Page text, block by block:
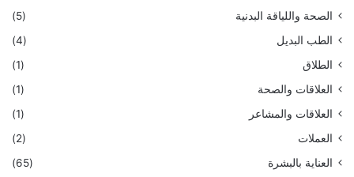
الصحة واللياقة البدنية
(5)
الطب البديل
(4)
الطلاق
(1)
العلاقات والصحة
(1)
العلاقات والمشاعر
(1)
العملات
(2)
العناية بالبشرة
(65)